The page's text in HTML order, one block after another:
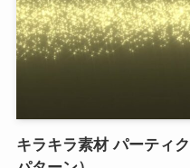
キラキラ素材 パーティ